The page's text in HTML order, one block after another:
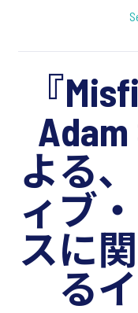
『
よる
ィブ
スに
る